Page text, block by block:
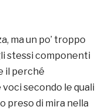
ma un po’ troppo
stessi componenti
il perché
voci secondo le quali
preso di mira nella